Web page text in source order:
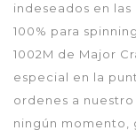
indeseados en
100% para
1002M de Major
especial en la
ordenes a
ningún momento,